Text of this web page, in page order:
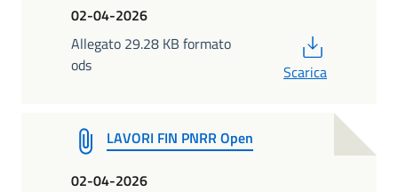
02-04-2026
Allegato 29.28 KB formato
ods
Scarica
LAVORI FIN PNRR Open
02-04-2026